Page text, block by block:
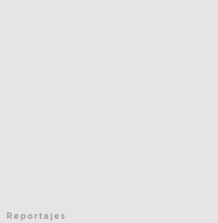
Reportajes